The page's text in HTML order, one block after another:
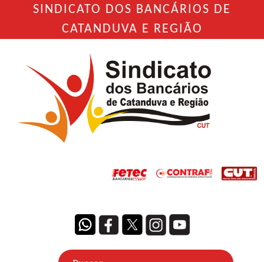
SINDICATO DOS BANCÁRIOS DE
CATANDUVA E REGIÃO